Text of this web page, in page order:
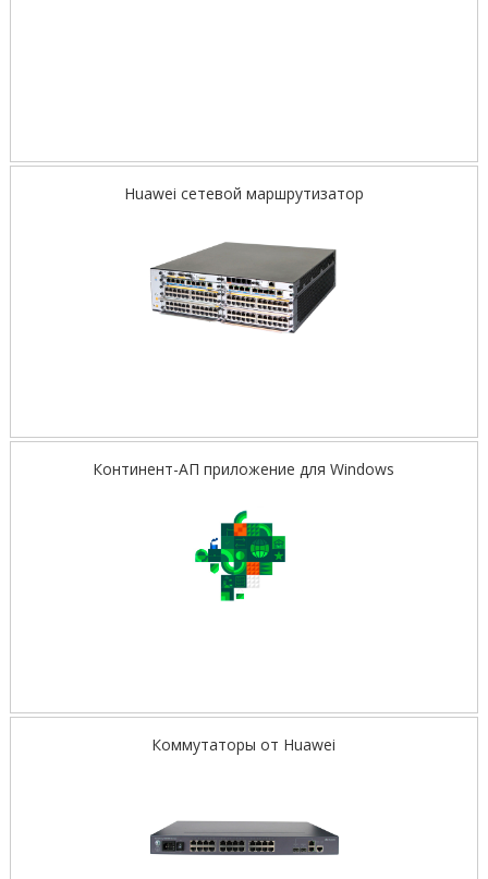
Huawei сетевой маршрутизатор
Континент-АП приложение для Windows
Коммутаторы от Huawei